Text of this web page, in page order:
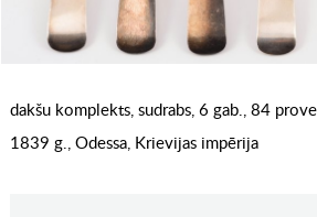
dakšu komplekts, sudrabs, 6 gab., 84
1839 g., Odessa, Krievijas impērija